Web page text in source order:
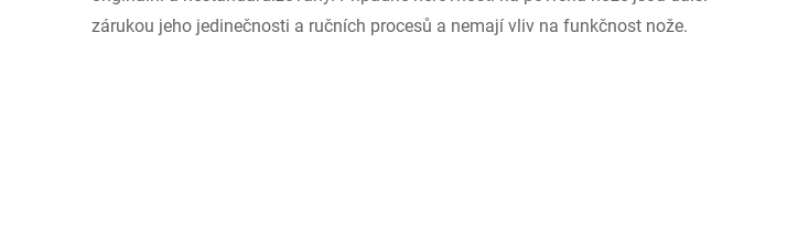
zárukou jeho jedinečnosti a ručních procesů a nemají vliv na funkčnost nože.